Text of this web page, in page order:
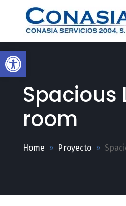
Abrir barra de herramientas
Spacious
room
Home Proyecto